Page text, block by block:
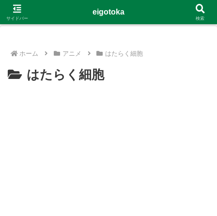
G-4Y8348WE8B
ホーム アニメ はたらく細胞
はたらく細胞
サイドバー
eigotoka
検索